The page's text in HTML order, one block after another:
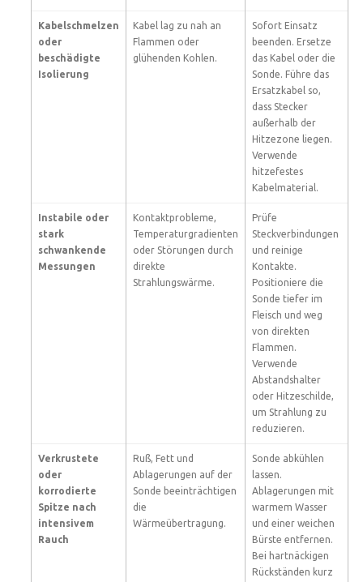
Kabelschmelzen
oder
beschädigte
Isolierung
Kabel lag zu nah an
Flammen oder
glühenden Kohlen.
Sofort Einsatz
beenden. Ersetze
das Kabel oder die
Sonde. Führe das
Ersatzkabel so,
dass Stecker
außerhalb der
Hitzezone liegen.
Verwende
hitzefestes
Kabelmaterial.
Instabile oder
stark
schwankende
Messungen
Kontaktprobleme,
Temperaturgradienten
oder Störungen durch
direkte
Strahlungswärme.
Prüfe
Steckverbindungen
und reinige
Kontakte.
Positioniere die
Sonde tiefer im
Fleisch und weg
von direkten
Flammen.
Verwende
Abstandshalter
oder Hitzeschilde,
um Strahlung zu
reduzieren.
Verkrustete
oder
korrodierte
Spitze nach
intensivem
Rauch
Ruß, Fett und
Ablagerungen auf der
Sonde beeinträchtigen
die
Wärmeübertragung.
Sonde abkühlen
lassen.
Ablagerungen mit
warmem Wasser
und einer weichen
Bürste entfernen.
Bei hartnäckigen
Rückständen kurz